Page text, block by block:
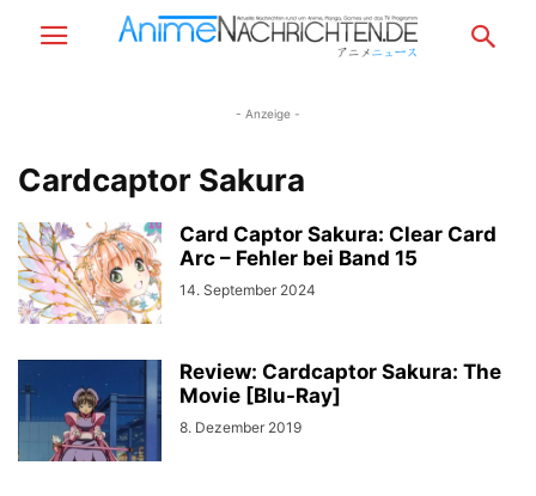
- Anzeige -
Cardcaptor Sakura
Card Captor Sakura: Clear Card
Arc – Fehler bei Band 15
14. September 2024
Review: Cardcaptor Sakura: The
Movie [Blu-Ray]
8. Dezember 2019